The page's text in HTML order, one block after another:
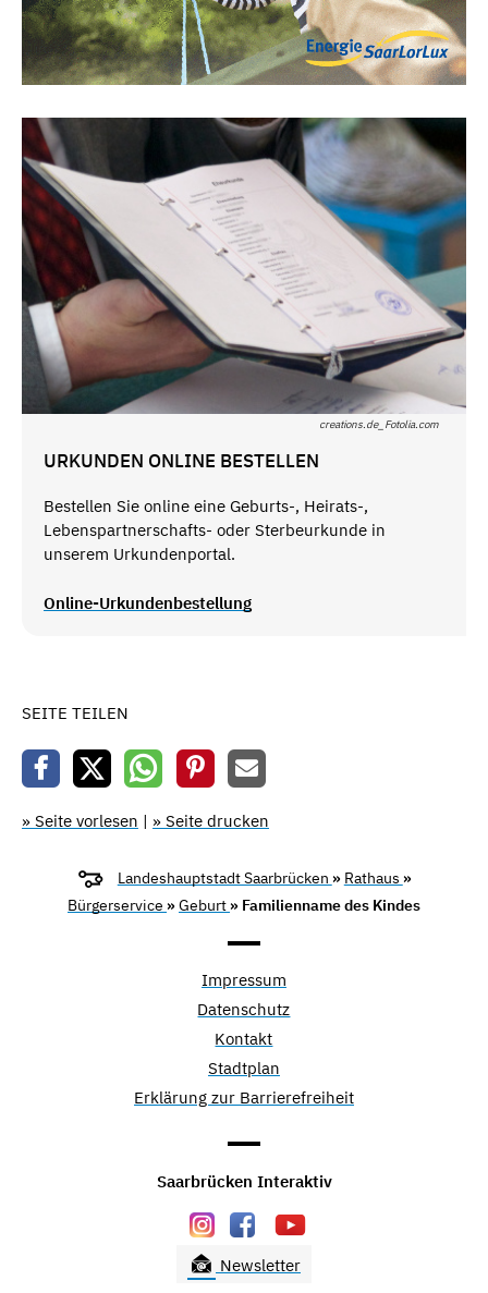
creations.de_Fotolia.com
URKUNDEN ONLINE BESTELLEN
Bestellen Sie online eine Geburts-, Heirats-,
Lebenspartnerschafts- oder Sterbeurkunde in
unserem Urkundenportal.
Online-Urkundenbestellung
SEITE TEILEN
» Seite vorlesen | » Seite drucken
Landeshauptstadt Saarbrücken » Rathaus »
Bürgerservice »Geburt » Familienname des Kindes
Impressum
Datenschutz
Kontakt
Stadtplan
Erklärung zur Barrierefreiheit
Saarbrücken Interaktiv
Newsletter